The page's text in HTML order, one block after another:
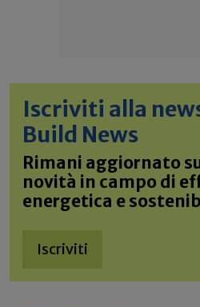
Iscriviti alla
Build News
Rimani aggiornato
novità in campo di
energetica e
Iscriviti